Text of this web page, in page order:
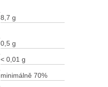
8,7 g
0,5 g
< 0,01 g
minimálně 70%